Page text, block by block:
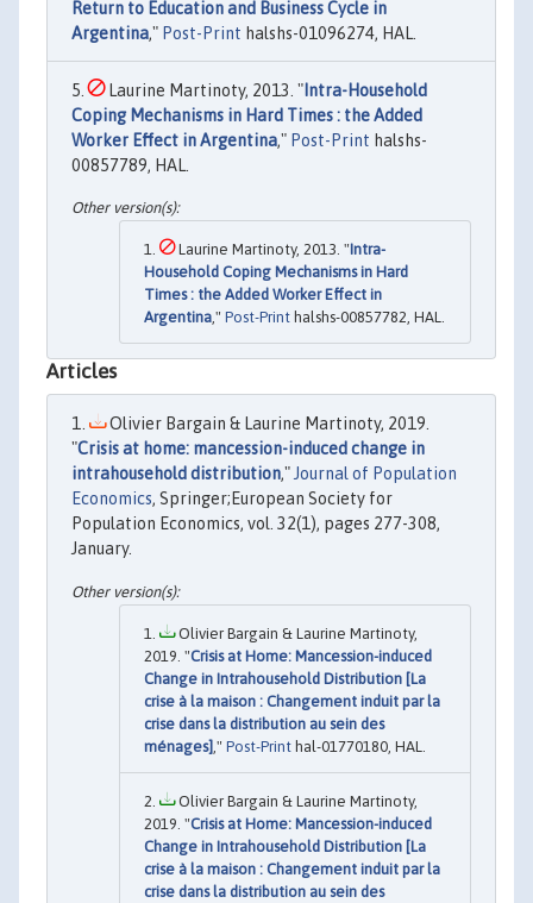
Return to Education and Business Cycle in
Argentina," Post-Print halshs-01096274, HAL.
Laurine Martinoty, 2013. " Intra-Household
Coping Mechanisms in Hard Times : the Added
Worker Effect in Argentina," Post-Print halshs-
00857789, HAL.
Laurine Martinoty, 2013. "Intra-
Household Coping Mechanisms in Hard
Times : the Added Worker Effect in
Argentina," Post-Print halshs-00857782, HAL.
Articles
Olivier Bargain & Laurine Martinoty, 2019.
"Crisis at home: mancession-induced change in
intrahousehold distribution,"Journal of Population
Economics, Springer;European Society for
Population Economics, vol. 32(1), pages 277-308,
January.
Olivier Bargain & Laurine Martinoty,
2019. "Crisis at Home: Mancession-induced
Change in Intrahousehold Distribution [La
crise à la maison : Changement induit par la
crise dans la distribution au sein des
ménages] ," Post-Print hal-01770180, HAL.
Olivier Bargain & Laurine Martinoty,
2019. "Crisis at Home: Mancession-induced
Change in Intrahousehold Distribution [La
crise à la maison : Changement induit par la
crise dans la distribution au sein des